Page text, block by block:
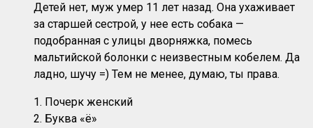
Детей нет, муж умер 11 лет назад. Она ухаживает
за старшей сестрой, у нее есть собака —
подобранная с улицы дворняжка, помесь
мальтийской болонки с неизвестным кобелем. Да
ладно, шучу =) Тем не менее, думаю, ты права.
1. Почерк женский
2. Буква «ё»